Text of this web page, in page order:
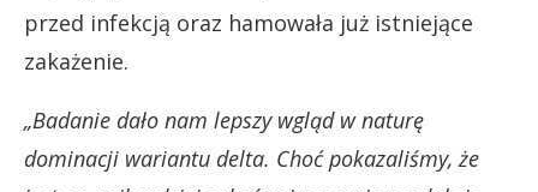
przed infekcją oraz hamowała już istniejące
zakażenie.
„Badanie dało nam lepszy wgląd w naturę
dominacji wariantu delta. Choć pokazaliśmy, że